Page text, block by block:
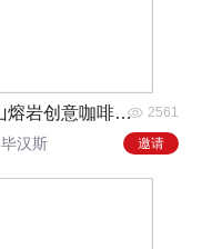
火山熔岩创意咖啡包装设计 2561
毕汉斯 邀请